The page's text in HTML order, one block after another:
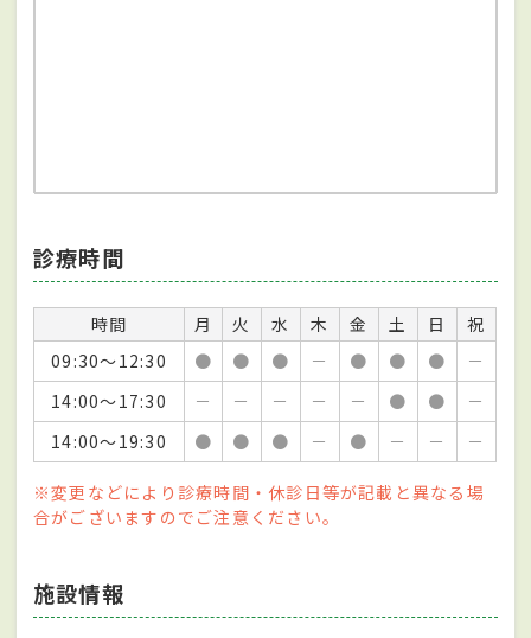
診療時間
時間 月 火 水 木 金 土 日
祝
09:30～12:30
● ● ● － ● ● ●
－
14:00～17:30
－ － － － － ● ●
－
14:00～19:30
● ● ● － ● － － －
※変更などにより診療時間・休診日等が記載と異なる場
合がございますのでご注意ください。
施設情報